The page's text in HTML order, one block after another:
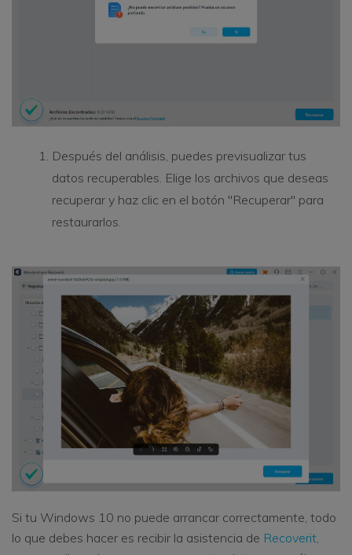
Después del análisis, puedes previsualizar tus
datos recuperables. Elige los archivos que deseas
recuperar y haz clic en el botón "Recuperar" para
restaurarlos.
Si tu Windows 10 no puede arrancar correctamente, todo
lo que debes hacer es recibir la asistencia de Recoverit,